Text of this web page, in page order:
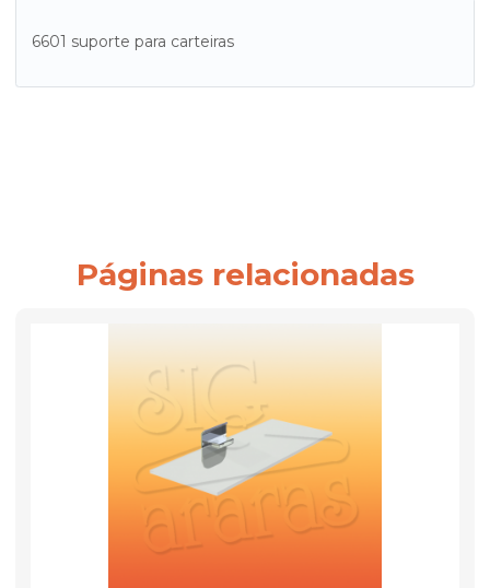
6601 suporte para carteiras
Páginas relacionadas